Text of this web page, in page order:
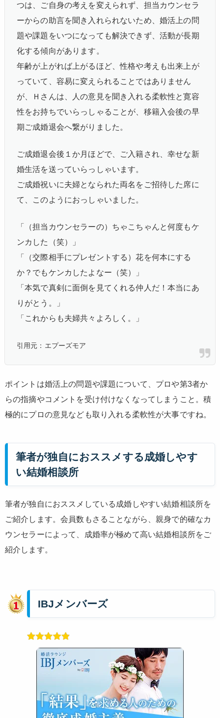
つは、ご自身の考えを変えられず、担当カウンセラ
ーからの助言を聞き入れられないため、婚活上の問
題や課題をいつになっても解決できず、活動が長期
化する傾向があります。
年齢が上がれば上がるほど、性格や考えも出来上が
っていて、容易に変えられることではありません
が、Ｈさんは、人の意見を聞き入れる柔軟性と寛容
性をお持ちでいらっしゃることが、移籍入会後の早
期ご成婚退会へ繋がりました。
ご成婚退会後１か月ほどで、ご入籍され、幸せな新
婚生活を送っていらっしゃいます。
ご成婚祝いに夫婦となられた両名をご招待した席に
て、このようにおっしゃいました。
「（担当カウンセラーの）ちゃこちゃんと何度もケ
ンカした（笑）」
「（交際相手にプレゼントする）花を何本にする
か？でもケンカしたよなー（笑）」
「本気で真剣に面倒を見てくれる仲人だ！本当にあ
りがとう。」
「これからも夫婦共々よろしく。」
引用元：エプーズモア
ポイントは婚活上の問題や課題について、プロや第3者か
らの指摘やコメントを受け付けなくなってしまうこと。積
極的にプロの意見なども取り入れる柔軟性が大事ですね。
筆者が独自におススメする成婚しやす
い結婚相談所
筆者が独自におススメしている成婚しやすい結婚相談所を
ご紹介します。会員数もさることながら、親身で的確なカ
ウンセラーによって、成婚率が極めて高い結婚相談所をご
紹介します。
IBJメンバーズ